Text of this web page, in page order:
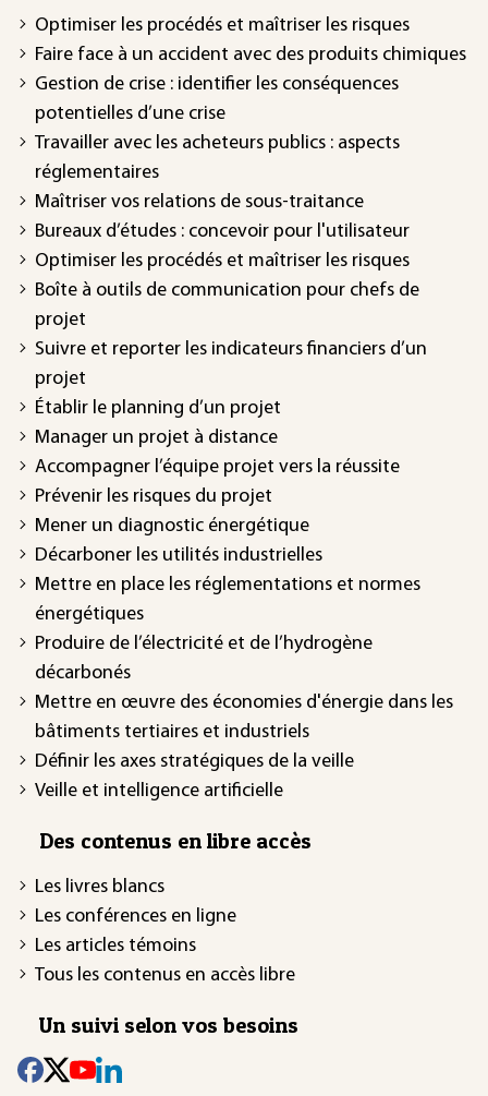
Optimiser les procédés et maîtriser les risques
Faire face à un accident avec des produits chimiques
Gestion de crise : identifier les conséquences
potentielles d’une crise
Travailler avec les acheteurs publics : aspects
réglementaires
Maîtriser vos relations de sous-traitance
Bureaux d’études : concevoir pour l'utilisateur
Optimiser les procédés et maîtriser les risques
Boîte à outils de communication pour chefs de
projet
Suivre et reporter les indicateurs financiers d’un
projet
Établir le planning d’un projet
Manager un projet à distance
Accompagner l’équipe projet vers la réussite
Prévenir les risques du projet
Mener un diagnostic énergétique
Décarboner les utilités industrielles
Mettre en place les réglementations et normes
énergétiques
Produire de l’électricité et de l’hydrogène
décarbonés
Mettre en œuvre des économies d'énergie dans les
bâtiments tertiaires et industriels
Définir les axes stratégiques de la veille
Veille et intelligence artificielle
Des contenus en libre accès
Les livres blancs
Les conférences en ligne
Les articles témoins
Tous les contenus en accès libre
Un suivi selon vos besoins